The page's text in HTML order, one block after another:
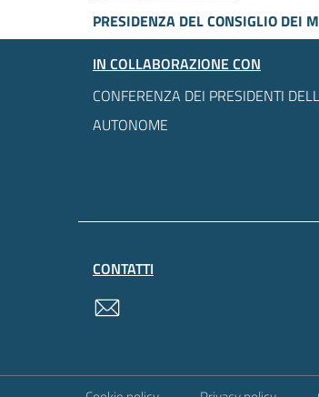
PRESIDENZA DEL CONSIGLIO DEI
IN COLLABORAZIONE CON
CONFERENZA DEI PRESIDENTI
AUTONOME
CONTATTI